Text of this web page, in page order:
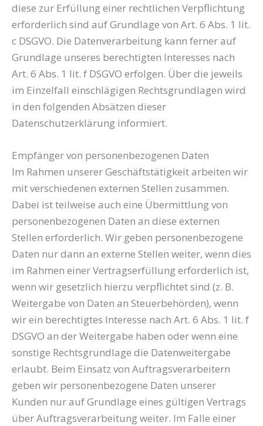
diese zur Erfüllung einer rechtlichen Verpflichtung
erforderlich sind auf Grundlage von Art. 6 Abs. 1 lit.
c DSGVO. Die Datenverarbeitung kann ferner auf
Grundlage unseres berechtigten Interesses nach
Art. 6 Abs. 1 lit. f DSGVO erfolgen. Über die jeweils
im Einzelfall einschlägigen Rechtsgrundlagen wird
in den folgenden Absätzen dieser
Datenschutzerklärung informiert.
Empfänger von personenbezogenen Daten
Im Rahmen unserer Geschäftstätigkeit arbeiten wir
mit verschiedenen externen Stellen zusammen.
Dabei ist teilweise auch eine Übermittlung von
personenbezogenen Daten an diese externen
Stellen erforderlich. Wir geben personenbezogene
Daten nur dann an externe Stellen weiter, wenn dies
im Rahmen einer Vertragserfüllung erforderlich ist,
wenn wir gesetzlich hierzu verpflichtet sind (z. B.
Weitergabe von Daten an Steuerbehörden), wenn
wir ein berechtigtes Interesse nach Art. 6 Abs. 1 lit. f
DSGVO an der Weitergabe haben oder wenn eine
sonstige Rechtsgrundlage die Datenweitergabe
erlaubt. Beim Einsatz von Auftragsverarbeitern
geben wir personenbezogene Daten unserer
Kunden nur auf Grundlage eines gültigen Vertrags
über Auftragsverarbeitung weiter. Im Falle einer